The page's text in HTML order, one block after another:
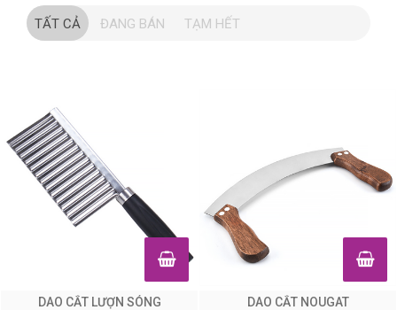
TẤT CẢ ĐANG BÁN TẠM HẾT
DAO CẮT LƯỢN SÓNG DAO CẮT NOUGAT